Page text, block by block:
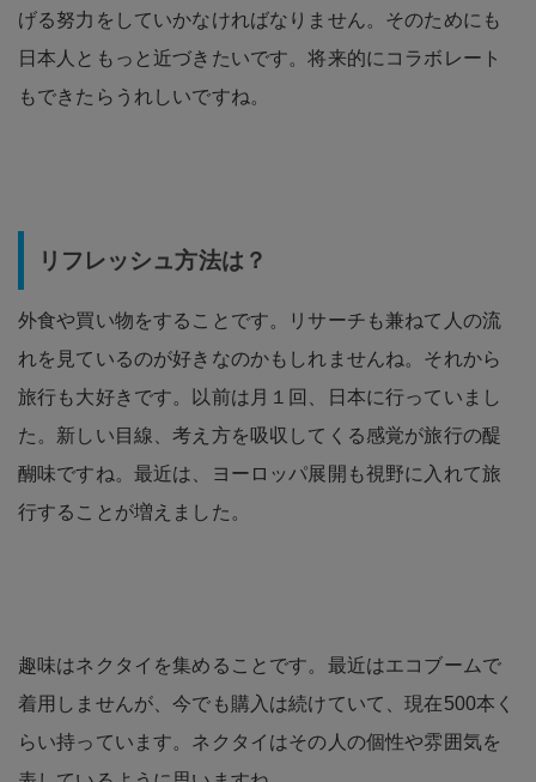
げる努力をしていかなければなりません。そのためにも
日本人ともっと近づきたいです。将来的にコラボレート
もできたらうれしいですね。
リフレッシュ方法は？
外食や買い物をすることです。リサーチも兼ねて人の流
れを見ているのが好きなのかもしれませんね。それから
旅行も大好きです。以前は月１回、日本に行っていまし
た。新しい目線、考え方を吸収してくる感覚が旅行の醍
醐味ですね。最近は、ヨーロッパ展開も視野に入れて旅
行することが増えました。
趣味はネクタイを集めることです。最近はエコブームで
着用しませんが、今でも購入は続けていて、現在500本く
らい持っています。ネクタイはその人の個性や雰囲気を